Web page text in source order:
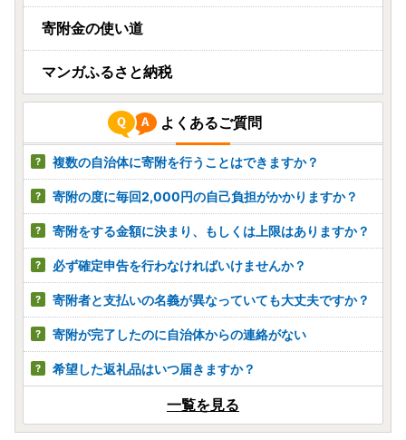
寄附金の使い道
マンガふるさと納税
よくあるご質問
複数の自治体に寄附を行うことはできますか？
寄附の度に毎回2,000円の自己負担がかかりますか？
寄附をする金額に決まり、もしくは上限はありますか？
必ず確定申告を行わなければいけませんか？
寄附者と支払いの名義が異なっていても大丈夫ですか？
寄附が完了したのに自治体からの連絡がない
希望した返礼品はいつ届きますか？
一覧を見る